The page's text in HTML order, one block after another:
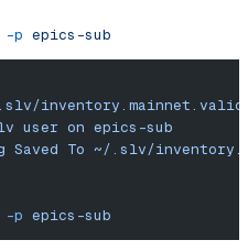
-p epics-sub
user on epics-sub
Saved To ~/.slv/
-p epics-sub